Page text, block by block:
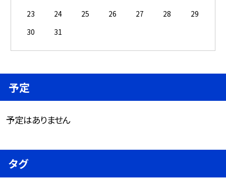
23
24 25 26 27 28
29
30
31
予定
予定はありません
タグ